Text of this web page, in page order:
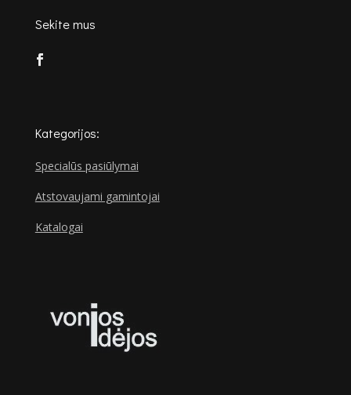
Sekite mus
Kategorijos:
Specialūs pasiūlymai
Atstovaujami gamintojai
Katalogai